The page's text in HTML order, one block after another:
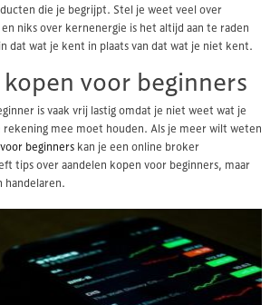
die je begrijpt. Stel je weet veel over
niks over kernenergie is het altijd aan te raden
dat wat je kent in plaats van dat wat je niet kent.
voor beginners
is vaak vrij lastig omdat je niet weet wat je
rekening mee moet houden. Als je meer wilt weten
beginners kan je een online broker
tips over aandelen kopen voor beginners, maar
handelaren.